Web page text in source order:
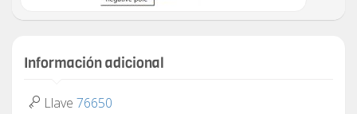
Información adicional
Llave 76650